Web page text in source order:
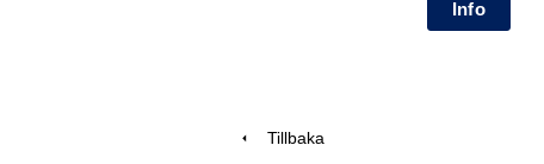
Tillbaka